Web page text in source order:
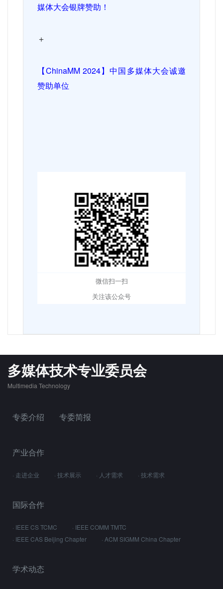
媒体大会银牌赞助！
＋
【ChinaMM 2024】中国多媒体大会诚邀
赞助单位
微信扫一扫
关注该公众号
多媒体技术专业委员会
Multimedia Technology
专委介绍 专委简报
产业合作
· 走进企业 · 技术展示 · 人才需求 · 技术需求
国际合作
· IEEE CS TCMC
· IEEE COMM TMTC
· IEEE CAS Beijing Chapter
· ACM SIGMM China Chapter
学术动态